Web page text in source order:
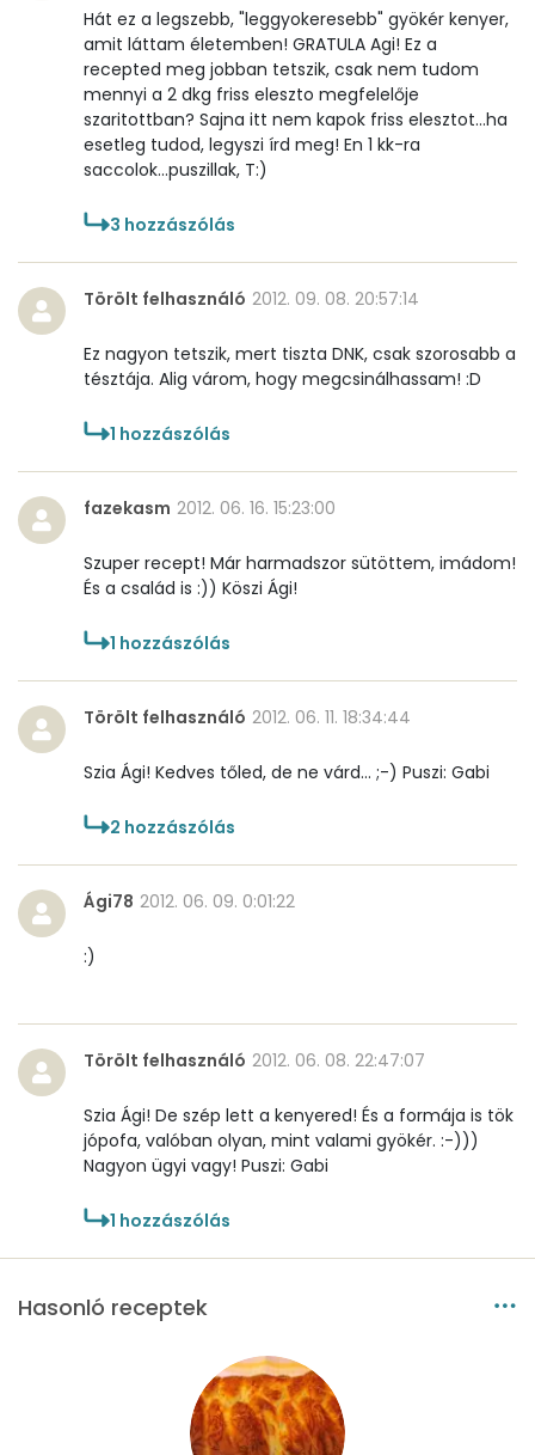
Pantoténsav - B5 vitamin:
0 mg
Folsav - B9-vitamin:
79 micro
Kolin:
22 mg
Retinol - A vitamin:
α-karotin
β-karotin
3 micro
β-crypt
0 micro
Hát ez a legszebb, "leggyokeresebb" gyökér kenyer,
amit láttam életemben! GRATULA Agi! Ez a
recepted meg jobban tetszik, csak nem tudom
mennyi a 2 dkg friss eleszto megfelelője
szaritottban? Sajna itt nem kapok friss elesztot...ha
esetleg tudod, legyszi írd meg! En 1 kk-ra
saccolok...puszillak, T:)
3 hozzászólás
Törölt felhasználó 2012. 09. 08. 20:57:14
Ez nagyon tetszik, mert tiszta DNK, csak szorosabb a
tésztája. Alig várom, hogy megcsinálhassam! :D
1 hozzászólás
fazekasm 2012. 06. 16. 15:23:00
Szuper recept! Már harmadszor sütöttem, imádom!
És a család is :)) Köszi Ági!
1 hozzászólás
Törölt felhasználó 2012. 06. 11. 18:34:44
Szia Ági! Kedves tőled, de ne várd... ;-) Puszi: Gabi
2 hozzászólás
Ági78 2012. 06. 09. 0:01:22
:)
Törölt felhasználó 2012. 06. 08. 22:47:07
Szia Ági! De szép lett a kenyered! És a formája is tök
jópofa, valóban olyan, mint valami gyökér. :-)))
Nagyon ügyi vagy! Puszi: Gabi
1 hozzászólás
Hasonló receptek